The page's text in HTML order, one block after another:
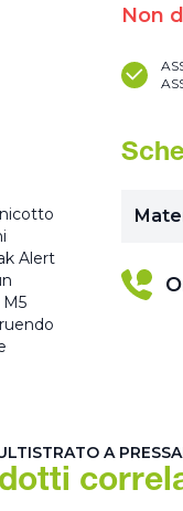
Non
Alert
A